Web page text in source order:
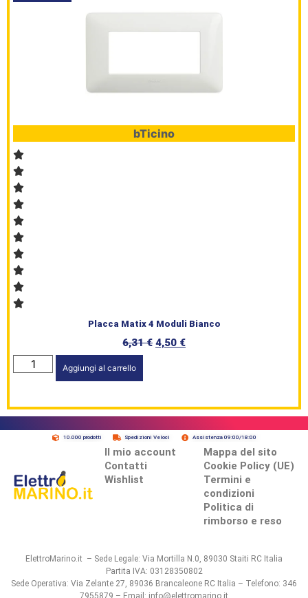
bTicino
Placca Matix 4 Moduli Bianco
6,31€ 4,50 €
Aggiungi al carrello
10.000 prodotti Spedizioni Veloci Assistenza 09:00/18:00
Il mio account
Contatti
Wishlist
Mappa del sito
Cookie Policy (UE)
Termini e
condizioni
Politica di
rimborso e reso
ElettroMarino.it – Sede Legale: Via Mortilla N.0, 89030 Staiti RC Italia
Partita IVA: 03128350802
Sede Operativa: Via Zelante 27, 89036 Brancaleone RC Italia – Telefono: 346
7955879 – Email: info@elettromarino.it